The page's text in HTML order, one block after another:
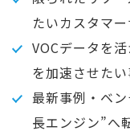
たいカスタマ
VOCデータを
を加速させた
最新事例・ベ
長エンジン”へ